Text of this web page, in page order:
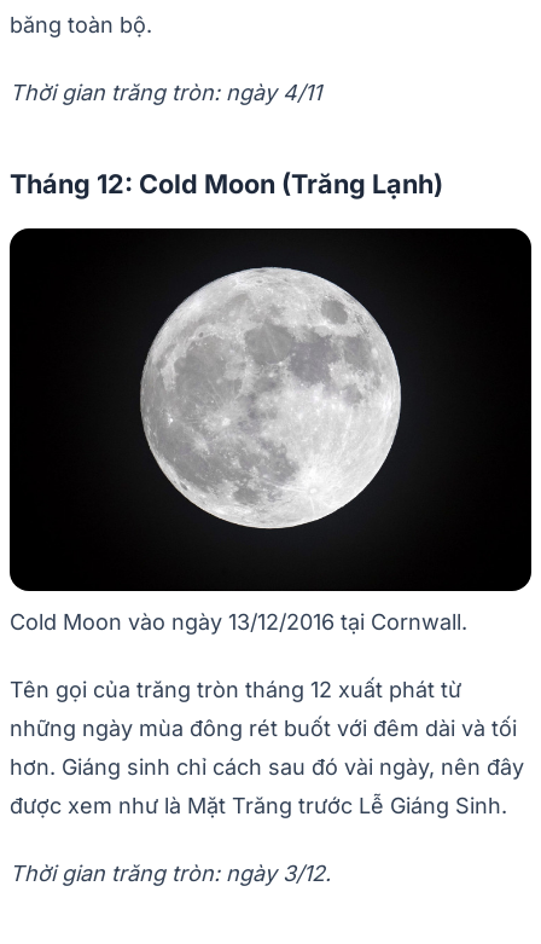
băng toàn bộ.
Thời gian trăng tròn: ngày 4/11
Tháng 12: Cold Moon (Trăng Lạnh)
Cold Moon vào ngày 13/12/2016 tại Cornwall.
Tên gọi của trăng tròn tháng 12 xuất phát từ
những ngày mùa đông rét buốt với đêm dài và tối
hơn. Giáng sinh chỉ cách sau đó vài ngày, nên đây
được xem như là Mặt Trăng trước Lễ Giáng Sinh.
Thời gian trăng tròn: ngày 3/12.